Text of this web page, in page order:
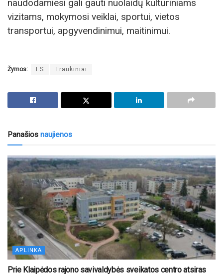
naudodamiesi gali gauti nuolaidų kultūriniams
vizitams, mokymosi veiklai, sportui, vietos
transportui, apgyvendinimui, maitinimui.
Žymos: ES Traukiniai
Panašios naujienos
APLINKA
Prie Klaipėdos rajono savivaldybės sveikatos centro atsiras